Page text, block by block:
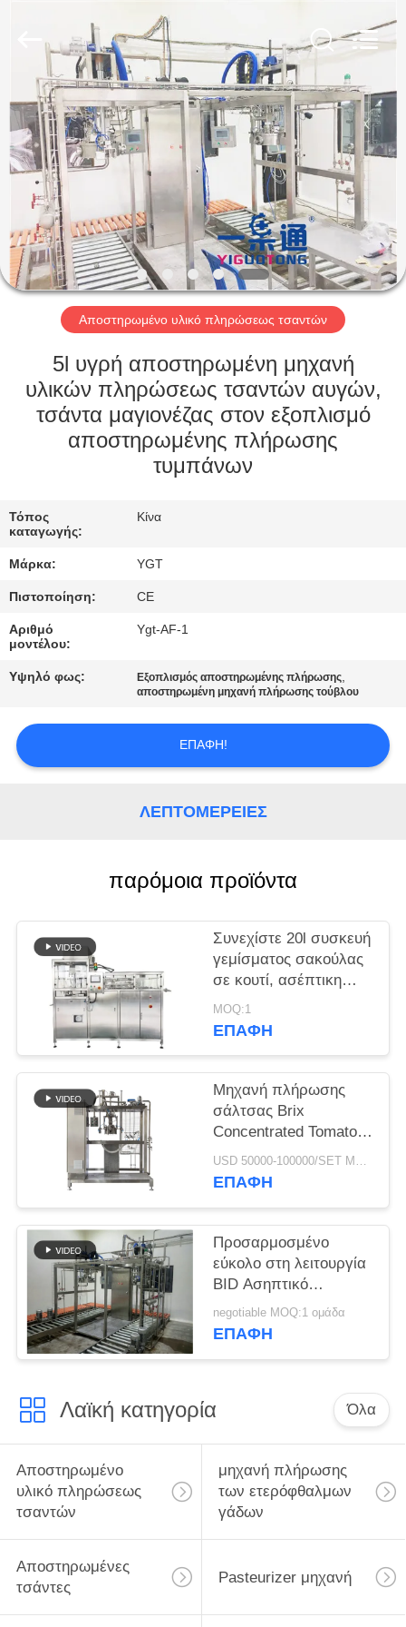
ΣΠΊΤΙ
ΠΡΟΪΌΝΤΑ
ΒΊΝΤΕΟ
ΕΜΦΆΝΙΣΗ
VR
ΠΕΡΊΠΟΥ
ΕΜΕΊΣ
ΓΎΡΟΣ
ΕΡΓΟΣΤΑΣΊΩΝ
ΠΟΙΟΤΙΚΌΣ
ΈΛΕΓΧΟΣ
ΕΛΆΤΕ
ΣΕ
ΜΕ
PRIVACY
POLICY
Αποστηρωμένο υλικό πληρώσεως τσαντών
5l υγρή αποστηρωμένη μηχανή
υλικών πληρώσεως τσαντών αυγών,
τσάντα μαγιονέζας στον εξοπλισμό
αποστηρωμένης πλήρωσης
τυμπάνων
Τόπος
καταγωγής:
Κίνα
Μάρκα: YGT
Πιστοποίηση: CE
Αριθμό
μοντέλου:
Ygt-AF-1
Υψηλό φως: Εξοπλισμός αποστηρωμένης πλήρωσης,
αποστηρωμένη μηχανή πλήρωσης τούβλου
ΕΠΑΦΉ!
ΛΕΠΤΟΜΈΡΕΙΕΣ
παρόμοια προϊόντα
Συνεχίστε 20l συσκευή
γεμίσματος σακούλας
σε κουτί, ασέπτικη
συσκευή γεμίσματος
για υγρό γάλα / αυγό /
MOQ:1
ΕΠΑΦΉ
Μηχανή πλήρωσης
σάλτσας Brix
Concentrated Tomato
Paste Aseptic Bag
Filler 28 38 Brix
USD 50000-100000/SET MOQ:1 σύνολο
ΕΠΑΦΉ
Προσαρμοσμένο
εύκολο στη λειτουργία
BID Ασηπτικό
γεμιστήρα 10L / 50L /
220L
γάλακτος / νερού
negotiable MOQ:1 ομάδα
ΕΠΑΦΉ
Λαϊκή κατηγορία Όλα
Αποστηρωμένο
υλικό πληρώσεως
τσαντών
μηχανή πλήρωσης
των ετερόφθαλμων
γάδων
Αποστηρωμένες
τσάντες
Pasteurizer μηχανή